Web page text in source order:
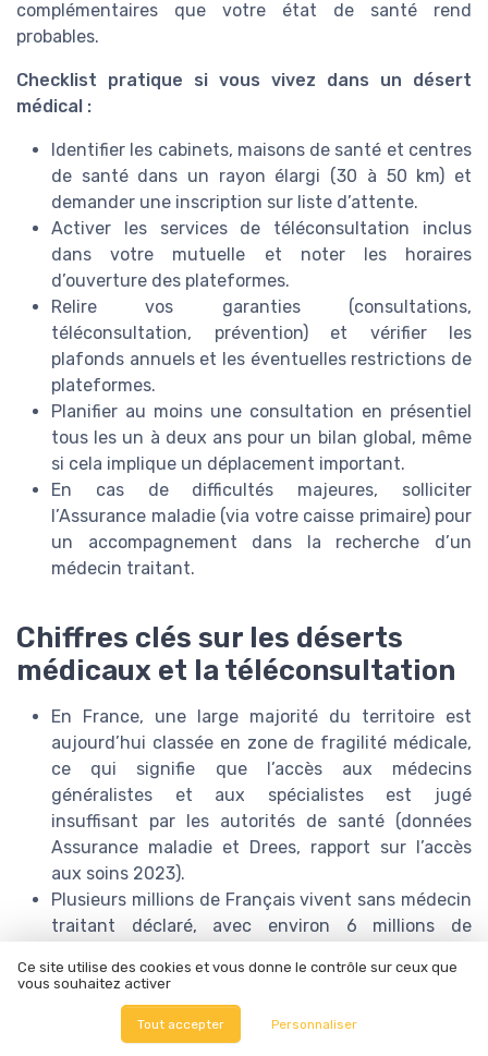
complémentaires que votre état de santé rend
probables.
Checklist pratique si vous vivez dans un désert
médical :
Identifier les cabinets, maisons de santé et centres
de santé dans un rayon élargi (30 à 50 km) et
demander une inscription sur liste d’attente.
Activer les services de téléconsultation inclus
dans votre mutuelle et noter les horaires
d’ouverture des plateformes.
Relire vos garanties (consultations,
téléconsultation, prévention) et vérifier les
plafonds annuels et les éventuelles restrictions de
plateformes.
Planifier au moins une consultation en présentiel
tous les un à deux ans pour un bilan global, même
si cela implique un déplacement important.
En cas de difficultés majeures, solliciter
l’Assurance maladie (via votre caisse primaire) pour
un accompagnement dans la recherche d’un
médecin traitant.
Chiffres clés sur les déserts
médicaux et la téléconsultation
En France, une large majorité du territoire est
aujourd’hui classée en zone de fragilité médicale,
ce qui signifie que l’accès aux médecins
généralistes et aux spécialistes est jugé
insuffisant par les autorités de santé (données
Assurance maladie et Drees, rapport sur l’accès
aux soins 2023).
Plusieurs millions de Français vivent sans médecin
traitant déclaré, avec environ 6 millions de
leur parcours de soins et peut entraîner une
moindre prise en charge financière de leurs
consultations par l’Assurance maladie (chiffres
Ce site utilise des cookies et vous donne le contrôle sur ceux que
vous souhaitez activer
Tout accepter Personnaliser